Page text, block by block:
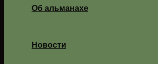
Об альманахе
Новости